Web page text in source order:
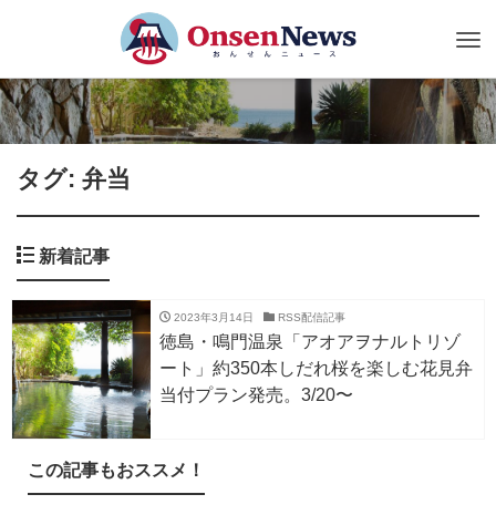
タグ: 弁当
新着記事
2023年3月14日 RSS配信記事
徳島・鳴門温泉「アオアヲナルトリゾ
ート」約350本しだれ桜を楽しむ花見弁
当付プラン発売。3/20〜
この記事もおススメ！